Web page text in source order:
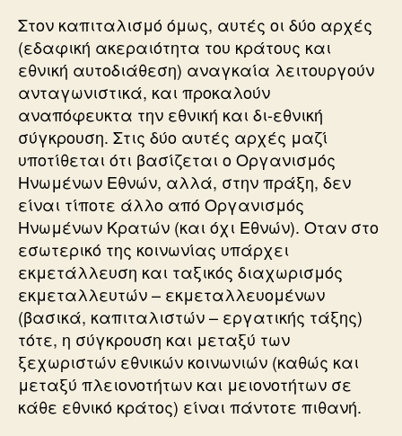
Στον καπιταλισμό όμως, αυτές οι δύο αρχές
(εδαφική ακεραιότητα του κράτους και
εθνική αυτοδιάθεση) αναγκαία λειτουργούν
ανταγωνιστικά, και προκαλούν
αναπόφευκτα την εθνική και δι-εθνική
σύγκρουση. Στις δύο αυτές αρχές μαζί
υποτίθεται ότι βασίζεται ο Οργανισμός
Ηνωμένων Εθνών, αλλά, στην πράξη, δεν
είναι τίποτε άλλο από Οργανισμός
Ηνωμένων Κρατών (και όχι Εθνών). Οταν στο
εσωτερικό της κοινωνίας υπάρχει
εκμετάλλευση και ταξικός διαχωρισμός
εκμεταλλευτών – εκμεταλλευομένων
(βασικά, καπιταλιστών – εργατικής τάξης)
τότε, η σύγκρουση και μεταξύ των
ξεχωριστών εθνικών κοινωνιών (καθώς και
μεταξύ πλειονοτήτων και μειονοτήτων σε
κάθε εθνικό κράτος) είναι πάντοτε πιθανή.